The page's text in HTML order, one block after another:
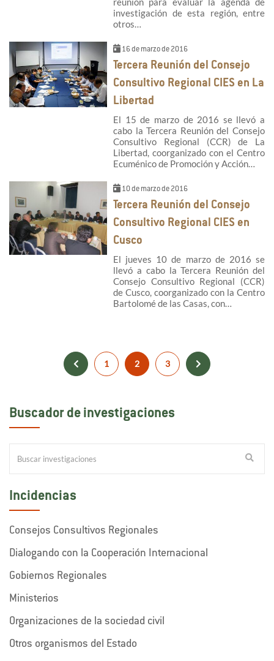
investigación de esta región, entre
otros…
16 de marzo de 2016
Tercera Reunión del Consejo
Consultivo Regional CIES en La
Libertad
El 15 de marzo de 2016 se llevó a
cabo la Tercera Reunión del Consejo
Consultivo Regional (CCR) de La
Libertad, coorganizado con el Centro
Ecuménico de Promoción y Acción…
10 de marzo de 2016
Tercera Reunión del Consejo
Consultivo Regional CIES en
Cusco
El jueves 10 de marzo de 2016 se
llevó a cabo la Tercera Reunión del
Consejo Consultivo Regional (CCR)
de Cusco, coorganizado con la Centro
Bartolomé de las Casas, con…
1 2 3
Buscador de investigaciones
Incidencias
Consejos Consultivos Regionales
Dialogando con la Cooperación Internacional
Gobiernos Regionales
Ministerios
Organizaciones de la sociedad civil
Otros organismos del Estado